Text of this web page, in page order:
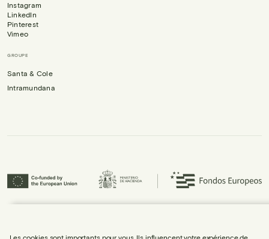
Instagram
LinkedIn
Pinterest
Vimeo
GROUPE
Santa & Cole
Intramundana
régional (FEDER), contribuant à la croissance économique de l’entreprise et
Les cookies sont importants pour vous. Ils influencent votre expérience de